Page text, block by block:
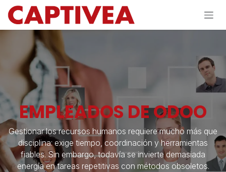
Ir al contenido
EMPLEADOS DE ODOO
Gestionar los recursos humanos requiere mucho más que
disciplina: exige tiempo, coordinación y herramientas
fiables. Sin embargo, todavía se invierte demasiada
energía en tareas repetitivas con métodos obsoletos.